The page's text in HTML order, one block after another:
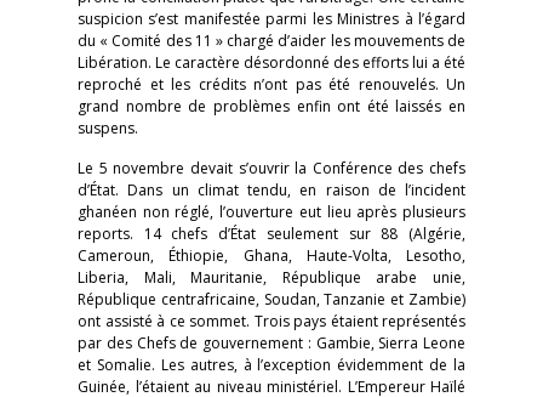
suspicion s’est manifestée parmi les Ministres à l’égard
du « Comité des 11 » chargé d’aider les mouvements de
Libération. Le caractère désordonné des efforts lui a été
reproché et les crédits n’ont pas été renouvelés. Un
grand nombre de problèmes enfin ont été laissés en
suspens.
Le 5 novembre devait s’ouvrir la Conférence des chefs
d’État. Dans un climat tendu, en raison de l’incident
ghanéen non réglé, l’ouverture eut lieu après plusieurs
reports. 14 chefs d’État seulement sur 88 (Algérie,
Cameroun, Éthiopie, Ghana, Haute-Volta, Lesotho,
Liberia, Mali, Mauritanie, République arabe unie,
République centrafricaine, Soudan, Tanzanie et Zambie)
ont assisté à ce sommet. Trois pays étaient représentés
par des Chefs de gouvernement : Gambie, Sierra Leone
et Somalie. Les autres, à l’exception évidemment de la
Guinée, l’étaient au niveau ministériel. L’Empereur Haïlé